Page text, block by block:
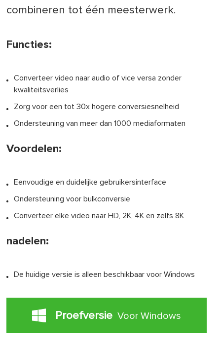
combineren tot één meesterwerk.
Functies:
Converteer video naar audio of vice versa zonder
kwaliteitsverlies
Zorg voor een tot 30x hogere conversiesnelheid
Ondersteuning van meer dan 1000 mediaformaten
Voordelen:
Eenvoudige en duidelijke gebruikersinterface
Ondersteuning voor bulkconversie
Converteer elke video naar HD, 2K, 4K en zelfs 8K
nadelen:
De huidige versie is alleen beschikbaar voor Windows
Proefversie Voor Windows